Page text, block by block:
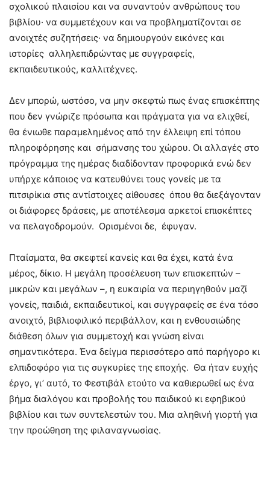
σχολικού πλαισίου και να συναντούν ανθρώπους του
βιβλίου· να συμμετέχουν και να προβληματίζονται σε
ανοιχτές συζητήσεις· να δημιουργούν εικόνες και
ιστορίες αλληλεπιδρώντας με συγγραφείς,
εκπαιδευτικούς, καλλιτέχνες.
Δεν μπορώ, ωστόσο, να μην σκεφτώ πως ένας επισκέπτης
που δεν γνώριζε πρόσωπα και πράγματα για να ελιχθεί,
θα ένιωθε παραμελημένος από την έλλειψη επί τόπου
πληροφόρησης και σήμανσης του χώρου. Οι αλλαγές στο
πρόγραμμα της ημέρας διαδίδονταν προφορικά ενώ δεν
υπήρχε κάποιος να κατευθύνει τους γονείς με τα
πιτσιρίκια στις αντίστοιχες αίθουσες όπου θα διεξάγονταν
οι διάφορες δράσεις, με αποτέλεσμα αρκετοί επισκέπτες
να πελαγοδρομούν. Ορισμένοι δε, έφυγαν.
Πταίσματα, θα σκεφτεί κανείς και θα έχει, κατά ένα
μέρος, δίκιο. Η μεγάλη προσέλευση των επισκεπτών –
μικρών και μεγάλων –, η ευκαιρία να περιηγηθούν μαζί
γονείς, παιδιά, εκπαιδευτικοί, και συγγραφείς σε ένα τόσο
ανοιχτό, βιβλιοφιλικό περιβάλλον, και η ενθουσιώδης
διάθεση όλων για συμμετοχή και γνώση είναι
σημαντικότερα. Ένα δείγμα περισσότερο από παρήγορο κι
ελπιδοφόρο για τις συγκυρίες της εποχής. Θα ήταν ευχής
έργο, γι’ αυτό, το Φεστιβάλ ετούτο να καθιερωθεί ως ένα
βήμα διαλόγου και προβολής του παιδικού κι εφηβικού
βιβλίου και των συντελεστών του. Mια αληθινή γιορτή για
την προώθηση της φιλαναγνωσίας.